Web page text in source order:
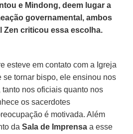
e Mindong, deem lugar a
governamental, ambos
Zen criticou essa escolha.
esteve em contato com a Igreja
se tornar bispo, ele ensinou nos
nos oficiais quanto nos
os sacerdotes
é motivada. Além
daSala de Imprensa a esse